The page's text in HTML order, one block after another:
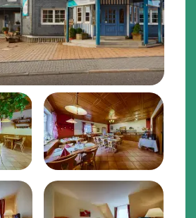
Vergrößern